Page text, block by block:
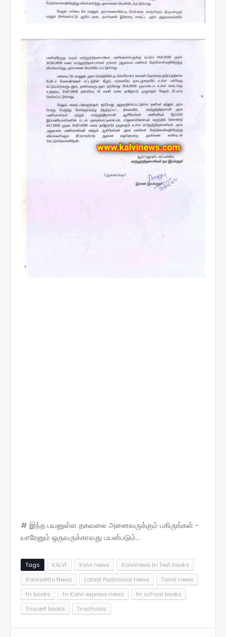
# இந்த பயனுள்ள தகவலை அனைவருக்கும் பகிருங்கள் -
யாரேனும் ஒருவருக்காவது பயன்படும்...
Tags KALVI kalvi news
Kalvinews tn Text books
Kalviseithi News
Latest Padasalai news
Tamil news
tn books
tn Kalvi express news
tn school books
Tnscert books
Tnschools